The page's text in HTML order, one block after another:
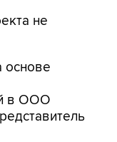
не
основе
в ООО